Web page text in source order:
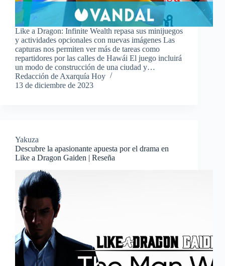
Like a Dragon: Infinite Wealth repasa sus minijuegos
y actividades opcionales con nuevas imágenes Las
capturas nos permiten ver más de tareas como
repartidores por las calles de Hawái El juego incluirá
un modo de construcción de una ciudad y…
Redacción de Axarquía Hoy
13 de diciembre de 2023
Yakuza
Descubre la apasionante apuesta por el drama en
Like a Dragon Gaiden | Reseña